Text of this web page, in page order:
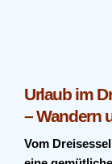
Urlaub im
– Wandern
Vom